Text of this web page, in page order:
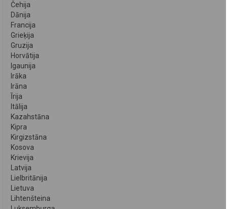
Čehija
Dānija
Francija
Grieķija
Gruzija
Horvātija
Igaunija
Irāka
Irāna
Īrija
Itālija
Kazahstāna
Kipra
Kirgizstāna
Kosova
Krievija
Latvija
Lielbritānija
Lietuva
Lihtenšteina